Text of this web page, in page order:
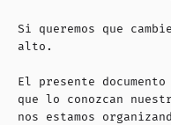
Si queremos que
alto.
El presente
que lo conozcan
nos estamos